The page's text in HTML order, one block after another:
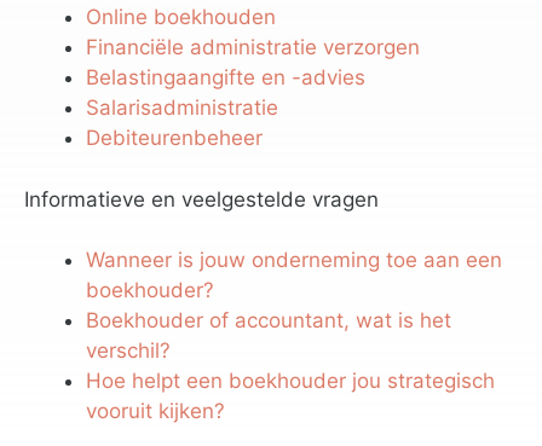
Online boekhouden
Financiële administratie verzorgen
Belastingaangifte en -advies
Salarisadministratie
Debiteurenbeheer
Informatieve en veelgestelde vragen
Wanneer is jouw onderneming toe aan een
boekhouder?
Boekhouder of accountant, wat is het
verschil?
Hoe helpt een boekhouder jou strategisch
vooruit kijken?